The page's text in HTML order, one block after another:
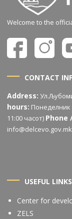
Welcome to the
CONTACT
Address:
hours: Понеделник
11:00 часот) Phone
info@delcevo.gov.mk
USEFUL LINKS
Center for
ZELS